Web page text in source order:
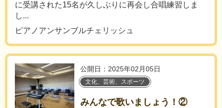
に受講された15名が久しぶりに再会し合唱練習しま
し...
ピアノアンサンブルチェリッシュ
公開日：2025年02月05日
文化、芸術、スポーツ
みんなで歌いましょう！②